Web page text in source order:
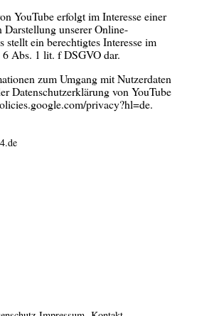
YouTube erfolgt im Interesse einer
Darstellung unserer Online-
stellt ein berechtigtes Interesse im
Abs. 1 lit. f DSGVO dar.
zum Umgang mit Nutzerdaten
Datenschutzerklärung von YouTube
privacy?hl=de.